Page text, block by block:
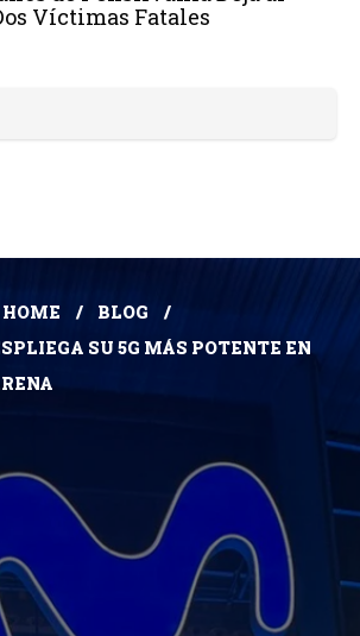
Víctimas Fatales
HOME
BLOG
SU 5G MÁS POTENTE EN